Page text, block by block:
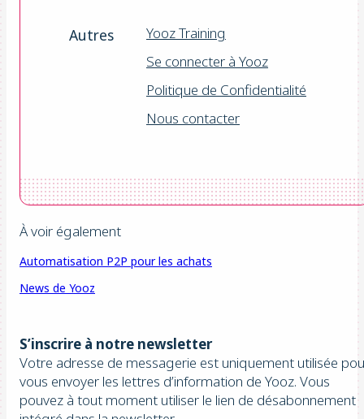
Autres
Yooz Training
Se connecter à Yooz
Politique de Confidentialité
Nous contacter
À voir également
Automatisation P2P pour les achats
News de Yooz
S’inscrire à notre newsletter
Votre adresse de messagerie est uniquement utilisée
vous envoyer les lettres d’information de Yooz. Vous
pouvez à tout moment utiliser le lien de désabonnement